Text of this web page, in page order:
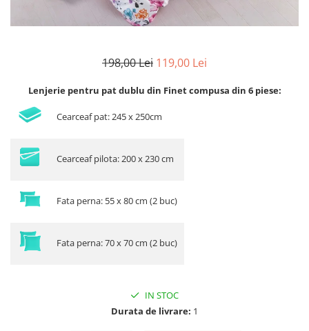
198,00 Lei 119,00 Lei
Lenjerie pentru pat dublu din Finet compusa din 6 piese:
Cearceaf pat: 245 x 250cm
Cearceaf pilota: 200 x 230 cm
Fata perna: 55 x 80 cm (2 buc)
Fata perna: 70 x 70 cm (2 buc)
IN STOC
Durata de livrare: 1